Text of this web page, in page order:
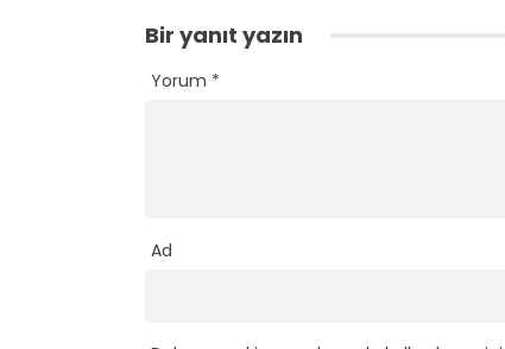
Bir yanıt yazın
Yorum *
Ad